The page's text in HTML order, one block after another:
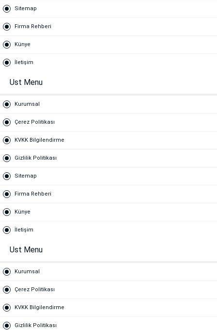
Sitemap
Firma Rehberi
Künye
İletişim
Ust Menu
Kurumsal
Çerez Politikası
KVKK Bilgilendirme
Gizlilik Politikası
Sitemap
Firma Rehberi
Künye
İletişim
Ust Menu
Kurumsal
Çerez Politikası
KVKK Bilgilendirme
Gizlilik Politikası